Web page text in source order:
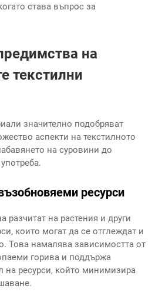
става въпрос за
на
текстилни
значително подобряват
аспекти на текстилното
на суровини до
ресурси
разчитат на растения и други
които могат да се отглеждат и
Това намалява зависимостта от
горива и поддържа
на ресурси, който минимизира